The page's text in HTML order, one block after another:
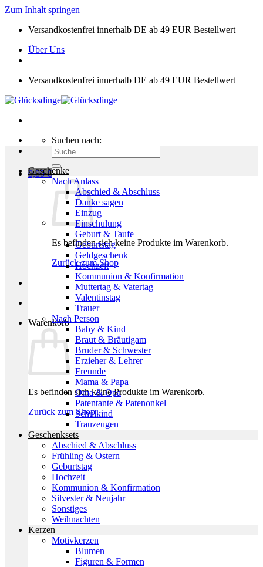
Zum Inhalt springen
Versandkostenfrei innerhalb DE ab 49 EUR Bestellwert
Über Uns
Versandkostenfrei innerhalb DE ab 49 EUR Bestellwert
Suchen nach:
0,00€
Es befinden sich keine Produkte im Warenkorb.
Zurück zum Shop
Warenkorb
Es befinden sich keine Produkte im Warenkorb.
Zurück zum Shop
Geschenke
Nach Anlass
Abschied & Abschluss
Danke sagen
Einzug
Einschulung
Geburt & Taufe
Geburtstag
Geldgeschenk
Hochzeit
Kommunion & Konfirmation
Muttertag & Vatertag
Valentinstag
Trauer
Nach Person
Baby & Kind
Braut & Bräutigam
Bruder & Schwester
Erzieher & Lehrer
Freunde
Mama & Papa
Oma & Opa
Patentante & Patenonkel
Schulkind
Trauzeugen
Geschenksets
Abschied & Abschluss
Frühling & Ostern
Geburtstag
Hochzeit
Kommunion & Konfirmation
Silvester & Neujahr
Sonstiges
Weihnachten
Kerzen
Motivkerzen
Blumen
Figuren & Formen